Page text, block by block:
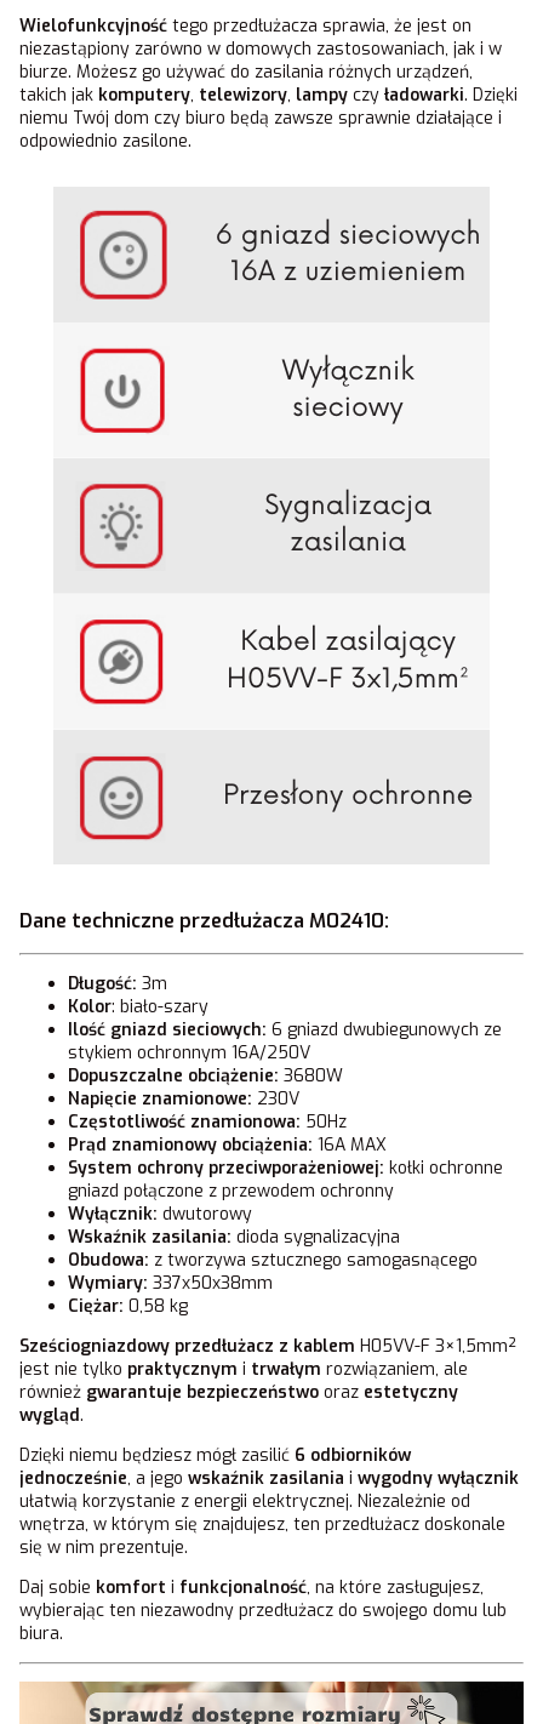
Wielofunkcyjność tego przedłużacza sprawia, że jest on
niezastąpiony zarówno w domowych zastosowaniach, jak i w
biurze. Możesz go używać do zasilania różnych urządzeń,
takich jak komputery, telewizory, lampy czy ładowarki. Dzięki
niemu Twój dom czy biuro będą zawsze sprawnie działające i
odpowiednio zasilone.
Dane techniczne przedłużacza M02410:
Długość: 3m
Kolor: biało-szary
Ilość gniazd sieciowych: 6 gniazd dwubiegunowych ze
stykiem ochronnym 16A/250V
Dopuszczalne obciążenie: 3680W
Napięcie znamionowe: 230V
Częstotliwość znamionowa: 50Hz
Prąd znamionowy obciążenia: 16A MAX
System ochrony przeciwporażeniowej: kołki ochronne
gniazd połączone z przewodem ochronny
Wyłącznik: dwutorowy
Wskaźnik zasilania: dioda sygnalizacyjna
Obudowa: z tworzywa sztucznego samogasnącego
Wymiary: 337x50x38mm
Ciężar: 0,58 kg
Sześciogniazdowy przedłużacz z kablem H05VV-F 3×1,5mm²
jest nie tylko praktycznym i trwałym rozwiązaniem, ale
również gwarantuje bezpieczeństwo oraz estetyczny
wygląd.
Dzięki niemu będziesz mógł zasilić 6 odbiorników
jednocześnie, a jego wskaźnik zasilania i wygodny wyłącznik
ułatwią korzystanie z energii elektrycznej. Niezależnie od
wnętrza, w którym się znajdujesz, ten przedłużacz doskonale
się w nim prezentuje.
Daj sobie komfort i funkcjonalność, na które zasługujesz,
wybierając ten niezawodny przedłużacz do swojego domu lub
biura.